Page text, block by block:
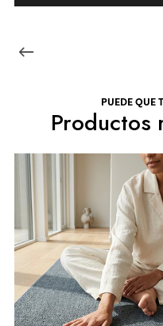
PUEDE QUE
Productos